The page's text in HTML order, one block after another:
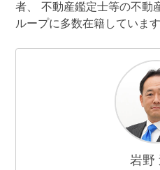
者、
不動産鑑定士等の不動
ループに多数在籍しています
岩野